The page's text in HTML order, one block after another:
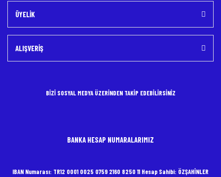
ÜYELİK
ALIŞVERİŞ
BİZİ SOSYAL MEDYA ÜZERİNDEN TAKİP EDEBİLİRSİNİZ
BANKA HESAP NUMARALARIMIZ
IBAN Numarası: TR12 0001 0025 0759 2160 8250 11 Hesap Sahibi: ÖZŞAHİNLER